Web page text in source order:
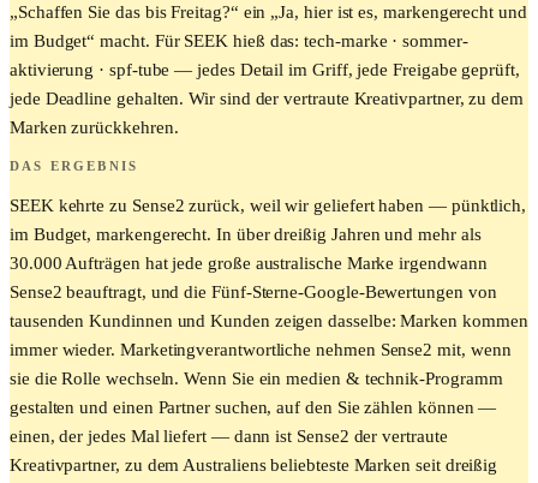
„Schaffen Sie das bis Freitag?“ ein „Ja, hier ist es, markengerecht und
im Budget“ macht. Für SEEK hieß das: tech-marke · sommer-
aktivierung · spf-tube — jedes Detail im Griff, jede Freigabe geprüft,
jede Deadline gehalten. Wir sind der vertraute Kreativpartner, zu dem
Marken zurückkehren.
DAS ERGEBNIS
SEEK kehrte zu Sense2 zurück, weil wir geliefert haben — pünktlich,
im Budget, markengerecht. In über dreißig Jahren und mehr als
30.000 Aufträgen hat jede große australische Marke irgendwann
Sense2 beauftragt, und die Fünf-Sterne-Google-Bewertungen von
tausenden Kundinnen und Kunden zeigen dasselbe: Marken kommen
immer wieder. Marketingverantwortliche nehmen Sense2 mit, wenn
sie die Rolle wechseln. Wenn Sie ein medien & technik-Programm
gestalten und einen Partner suchen, auf den Sie zählen können —
einen, der jedes Mal liefert — dann ist Sense2 der vertraute
Kreativpartner, zu dem Australiens beliebteste Marken seit dreißig